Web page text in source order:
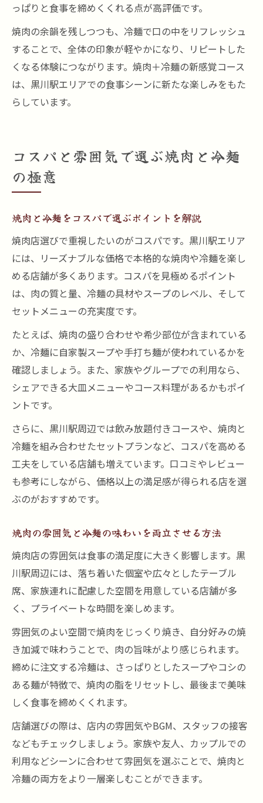
っぱりと食事を締めくくれる点が高評価です。
焼肉の余韻を残しつつも、冷麺で口の中をリフレッシュ
することで、全体の印象が軽やかになり、リピートした
くなる体験につながります。焼肉＋冷麺の新感覚コース
は、黒川駅エリアでの食事シーンに新たな楽しみをもた
らしています。
コスパと雰囲気で選ぶ焼肉と冷麺
の極意
焼肉と冷麺をコスパで選ぶポイントを解説
焼肉店選びで重視したいのがコスパです。黒川駅エリア
には、リーズナブルな価格で本格的な焼肉や冷麺を楽し
める店舗が多くあります。コスパを見極めるポイント
は、肉の質と量、冷麺の具材やスープのレベル、そして
セットメニューの充実度です。
たとえば、焼肉の盛り合わせや希少部位が含まれている
か、冷麺に自家製スープや手打ち麺が使われているかを
確認しましょう。また、家族やグループでの利用なら、
シェアできる大皿メニューやコース料理があるかもポイ
ントです。
さらに、黒川駅周辺では飲み放題付きコースや、焼肉と
冷麺を組み合わせたセットプランなど、コスパを高める
工夫をしている店舗も増えています。口コミやレビュー
も参考にしながら、価格以上の満足感が得られる店を選
ぶのがおすすめです。
焼肉の雰囲気と冷麺の味わいを両立させる方法
焼肉店の雰囲気は食事の満足度に大きく影響します。黒
川駅周辺には、落ち着いた個室や広々としたテーブル
席、家族連れに配慮した空間を用意している店舗が多
く、プライベートな時間を楽しめます。
雰囲気のよい空間で焼肉をじっくり焼き、自分好みの焼
き加減で味わうことで、肉の旨味がより感じられます。
締めに注文する冷麺は、さっぱりとしたスープやコシの
ある麺が特徴で、焼肉の脂をリセットし、最後まで美味
しく食事を締めくくれます。
店舗選びの際は、店内の雰囲気やBGM、スタッフの接客
などもチェックしましょう。家族や友人、カップルでの
利用などシーンに合わせて雰囲気を選ぶことで、焼肉と
冷麺の両方をより一層楽しむことができます。